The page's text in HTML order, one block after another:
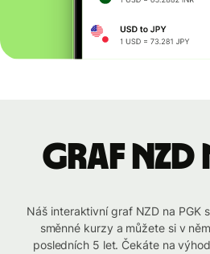
graf NZD
Náš interaktivní graf NZD na PGK
směnné kurzy a můžete si v
posledních 5 let. Čekáte na